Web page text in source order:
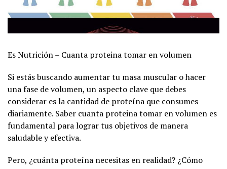
Es Nutrición – Cuanta proteina tomar en volumen
Si estás buscando aumentar tu masa muscular o hacer
una fase de volumen, un aspecto clave que debes
considerar es la cantidad de proteína que consumes
diariamente. Saber cuanta proteina tomar en volumen es
fundamental para lograr tus objetivos de manera
saludable y efectiva.
Pero, ¿cuánta proteína necesitas en realidad? ¿Cómo